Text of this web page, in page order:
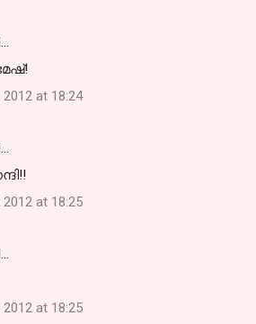
at 18:24
at 18:25
at 18:25